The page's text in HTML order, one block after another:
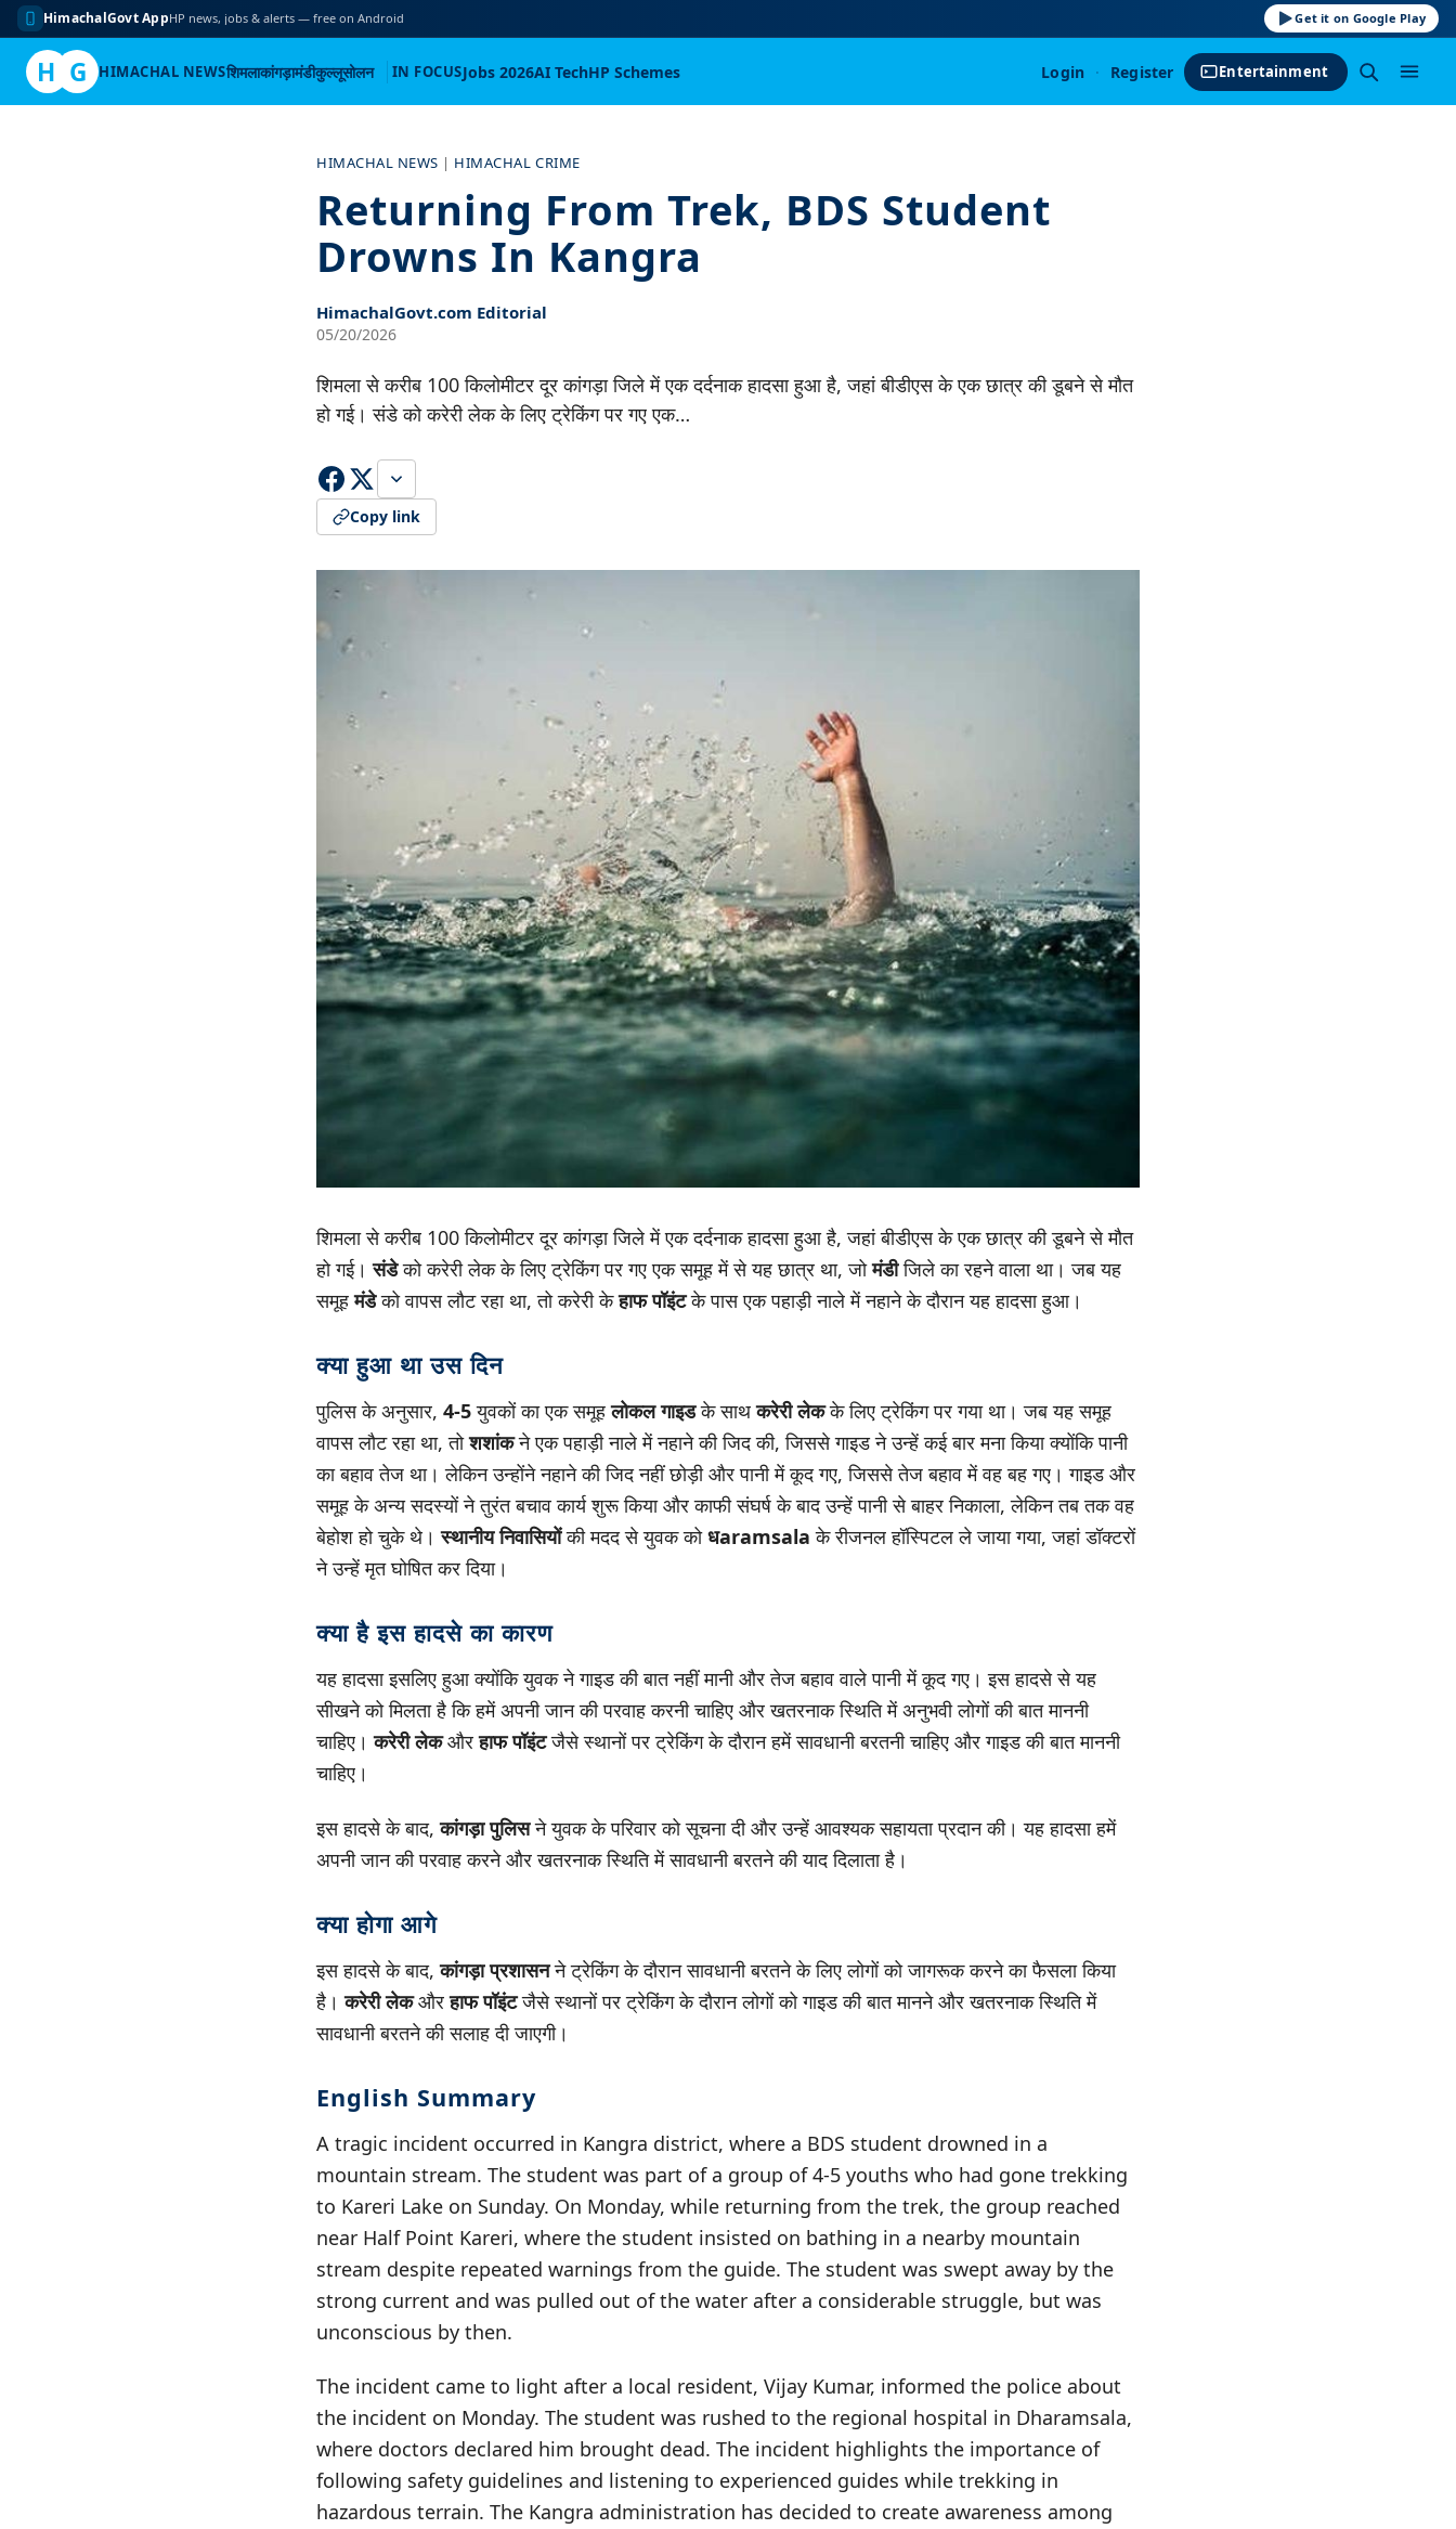
HimachalGovt AppHP news, jobs & alerts — free on Android Get it on Google Play
H G HIMACHAL NEWSशिमलाकांगड़ामंडीकुल्लूसोलन IN FOCUSJobs 2026AI TechHP Schemes Login · Register Entertainment
HIMACHAL NEWS | HIMACHAL CRIME
Returning From Trek, BDS Student
Drowns In Kangra
HimachalGovt.com Editorial
05/20/2026
शिमला से करीब 100 किलोमीटर दूर कांगड़ा जिले में एक दर्दनाक हादसा हुआ है, जहां बीडीएस के एक छात्र की डूबने से मौत
हो गई। संडे को करेरी लेक के लिए ट्रेकिंग पर गए एक…
Copy link
शिमला से करीब 100 किलोमीटर दूर कांगड़ा जिले में एक दर्दनाक हादसा हुआ है, जहां बीडीएस के एक छात्र की डूबने से मौत
हो गई।संडेको करेरी लेक के लिए ट्रेकिंग पर गए एक समूह में से यह छात्र था, जोमंडीजिले का रहने वाला था। जब यह
समूहमंडेको वापस लौट रहा था, तो करेरी केहाफ पॉइंटके पास एक पहाड़ी नाले में नहाने के दौरान यह हादसा हुआ।
क्या हुआ था उस दिन
पुलिस के अनुसार, 4-5युवकों का एक समूहलोकल गाइडके साथकरेरी लेकके लिए ट्रेकिंग पर गया था। जब यह समूह
वापस लौट रहा था, तोशशांकने एक पहाड़ी नाले में नहाने की जिद की, जिससे गाइड ने उन्हें कई बार मना किया क्योंकि पानी
का बहाव तेज था। लेकिन उन्होंने नहाने की जिद नहीं छोड़ी और पानी में कूद गए, जिससे तेज बहाव में वह बह गए। गाइड और
समूह के अन्य सदस्यों ने तुरंत बचाव कार्य शुरू किया और काफी संघर्ष के बाद उन्हें पानी से बाहर निकाला, लेकिन तब तक वह
बेहोश हो चुके थे।स्थानीय निवासियोंकी मदद से युवक कोधaramsala के रीजनल हॉस्पिटल ले जाया गया, जहां डॉक्टरों
ने उन्हें मृत घोषित कर दिया।
क्या है इस हादसे का कारण
यह हादसा इसलिए हुआ क्योंकि युवक ने गाइड की बात नहीं मानी और तेज बहाव वाले पानी में कूद गए। इस हादसे से यह
सीखने को मिलता है कि हमें अपनी जान की परवाह करनी चाहिए और खतरनाक स्थिति में अनुभवी लोगों की बात माननी
चाहिए।करेरी लेकऔरहाफ पॉइंटजैसे स्थानों पर ट्रेकिंग के दौरान हमें सावधानी बरतनी चाहिए और गाइड की बात माननी
चाहिए।
इस हादसे के बाद,कांगड़ा पुलिसने युवक के परिवार को सूचना दी और उन्हें आवश्यक सहायता प्रदान की। यह हादसा हमें
अपनी जान की परवाह करने और खतरनाक स्थिति में सावधानी बरतने की याद दिलाता है।
क्या होगा आगे
इस हादसे के बाद,कांगड़ा प्रशासनने ट्रेकिंग के दौरान सावधानी बरतने के लिए लोगों को जागरूक करने का फैसला किया
है।करेरी लेकऔरहाफ पॉइंटजैसे स्थानों पर ट्रेकिंग के दौरान लोगों को गाइड की बात मानने और खतरनाक स्थिति में
सावधानी बरतने की सलाह दी जाएगी।
English Summary
A tragic incident occurred in Kangra district, where a BDS student drowned in a
mountain stream. The student was part of a group of 4-5 youths who had gone trekking
to Kareri Lake on Sunday. On Monday, while returning from the trek, the group reached
near Half Point Kareri, where the student insisted on bathing in a nearby mountain
stream despite repeated warnings from the guide. The student was swept away by the
strong current and was pulled out of the water after a considerable struggle, but was
unconscious by then.
The incident came to light after a local resident, Vijay Kumar, informed the police about
the incident on Monday. The student was rushed to the regional hospital in Dharamsala,
where doctors declared him brought dead. The incident highlights the importance of
following safety guidelines and listening to experienced guides while trekking in
hazardous terrain. The Kangra administration has decided to create awareness among